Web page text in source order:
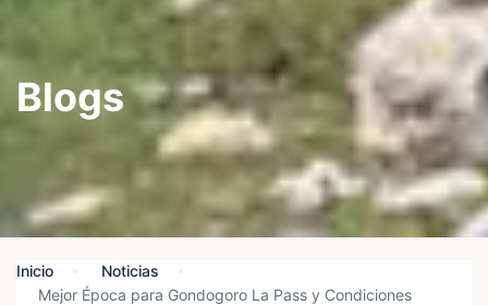
Blogs
Inicio
Noticias
Mejor Época para Gondogoro La Pass y Condiciones